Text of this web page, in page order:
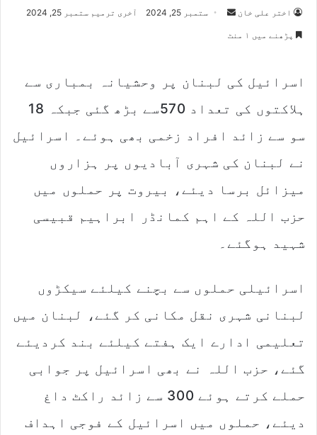
اختر علی خان
e
m
i
ستمبر 25, 2024 آخری ترمیم ستمبر 25, 2024
پڑھنے میں ۱ منٹ
اسرائیل کی لبنان پر وحشیانہ بمباری سے
ہلاکتوں کی تعداد 570سے بڑھ گئی جبکہ 18
سو سے زائد افراد زخمی بھی ہوئے۔ اسرائیل
نے لبنان کی شہری آبادیوں پر ہزاروں
میزائل برسا دیئے، بیروت پر حملوں میں
حزب اللہ کے اہم کمانڈر ابراہیم قبیسی
شہید ہوگئے۔
اسرائیلی حملوں سے بچنے کیلئے سیکڑوں
لبنانی شہری نقل مکانی کر گئے، لبنان میں
تعلیمی ادارے ایک ہفتے کیلئے بند کردیئے
گئے، حزب اللہ نے بھی اسرائیل پر جوابی
حملے کرتے ہوئے 300 سے زائد راکٹ داغ
دیئے، حملوں میں اسرائیل کے فوجی اہداف